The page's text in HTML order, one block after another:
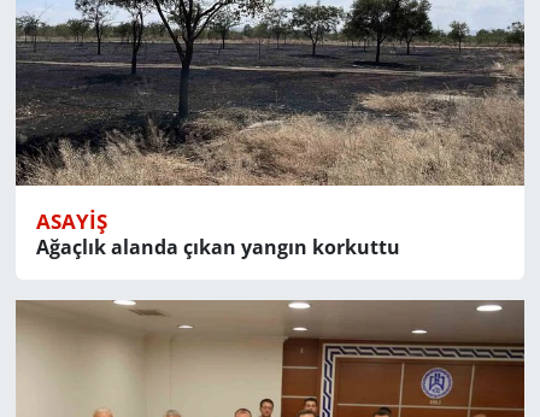
ASAYIŞ
Ağaçlık alanda çıkan yangın korkuttu